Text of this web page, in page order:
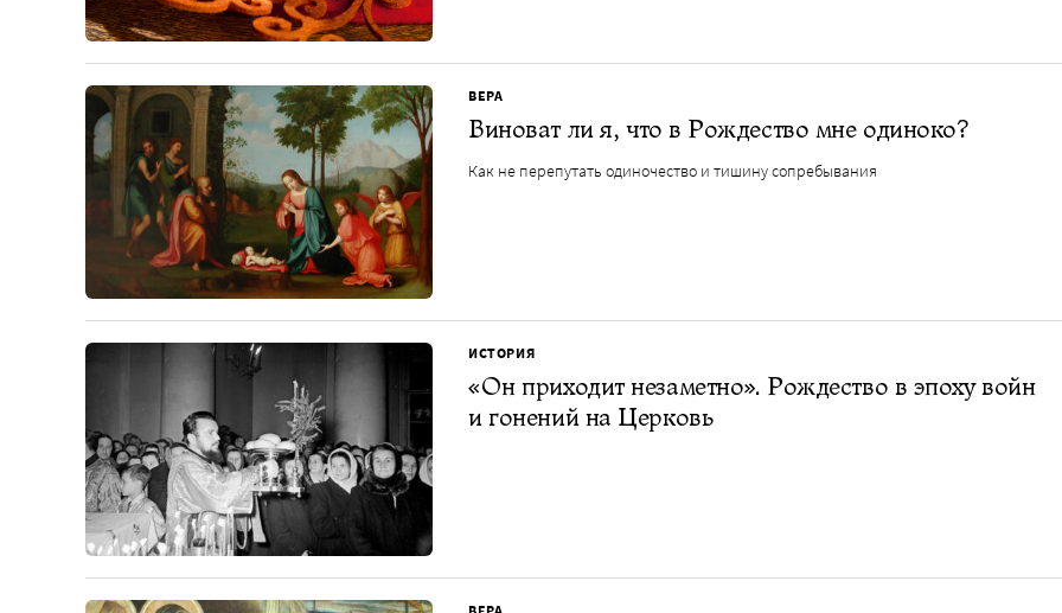
ВЕРА
Виноват ли я, что в Рождество мне одиноко?
Как не перепутать одиночество и тишину сопребывания
ИСТОРИЯ
«Он приходит незаметно». Рождество в эпоху войн
и гонений на Церковь